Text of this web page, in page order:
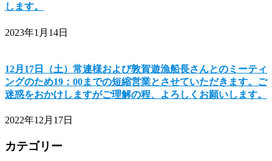
します。
2023年1月14日
12月17日（土）常連様および敦賀遊漁船長さんとのミーティ
ングのため19：00までの短縮営業とさせていただきます。ご
迷惑をおかけしますがご理解の程、よろしくお願いします。
2022年12月17日
カテゴリー